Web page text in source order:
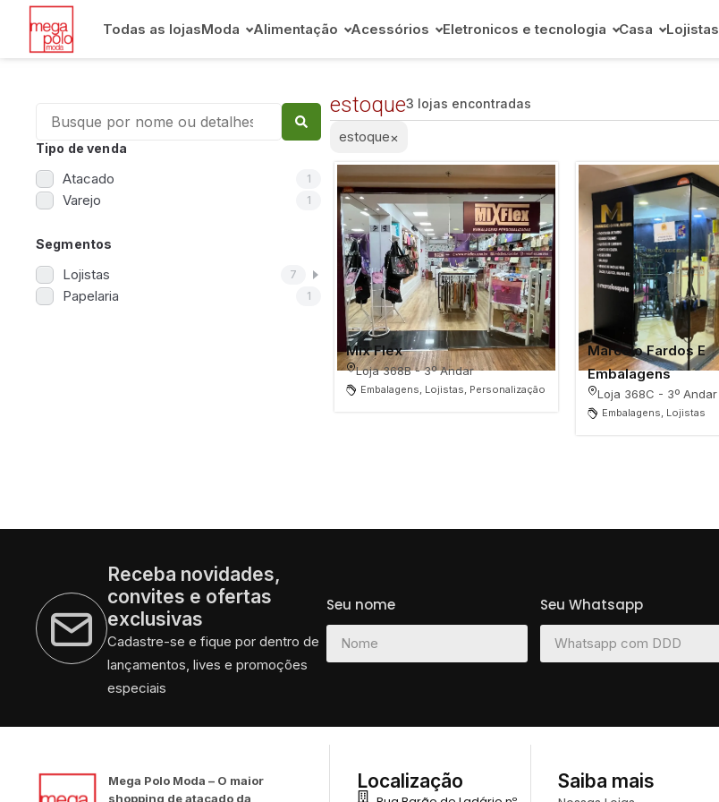
Todas as lojasModa Alimentação Acessórios Eletronicos e tecnologia Casa Lojistas
Tipo de venda
Atacado 1
Varejo 1
Segmentos
Lojistas 7
Papelaria 1
estoque3 lojas encontradas
estoque×
Mix Flex
Loja 368B - 3º Andar
Embalagens, Lojistas, Personalização
Marcelo Fardos E
Embalagens
Loja 368C - 3º Andar
Embalagens, Lojistas
Receba novidades,
convites e ofertas
exclusivas
Cadastre-se e fique por dentro de
lançamentos, lives e promoções
especiais
Seu nome Seu Whatsapp
Mega Polo Moda – O maior
shopping de atacado da
Localização Saiba mais